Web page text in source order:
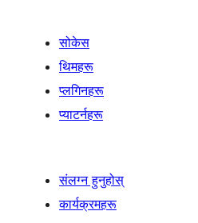
सोकेस
थिमहरू
प्लगिनहरू
प्याटर्नहरू
संलग्न हुनुहोस्
कार्यक्रमहरू